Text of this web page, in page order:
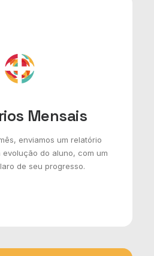
Mensais
enviamos um relatório
do aluno, com um
de seu progresso.